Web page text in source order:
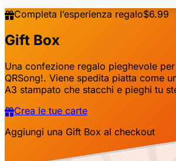
Completa l’esperienza regalo$6.99
Gift Box
Una confezione regalo pieghevole
QRSong!. Viene spedita piatta come
A3 stampato che stacchi e pieghi tu
Crea le tue carte
Aggiungi una Gift Box al checkout
Caro John,
Buon compleanno!
2001
Il titolo del
brano va qui
2001
Il titolo del
brano va qui
Il nome
dell’artista va
Il titolo del
qui
2001
Il titolo del